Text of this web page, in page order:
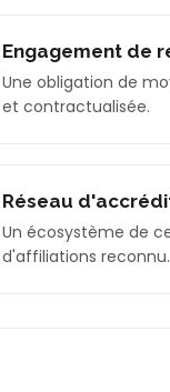
Engagement de
Une obligation de
et contractualisée.
Réseau
Un écosystème de
d'affiliations reconnu.